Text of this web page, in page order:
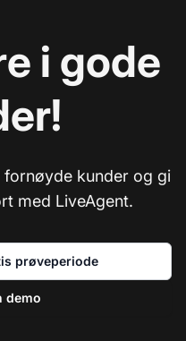
i gode
fornøyde kunder og gi
med LiveAgent.
prøveperiode
demo